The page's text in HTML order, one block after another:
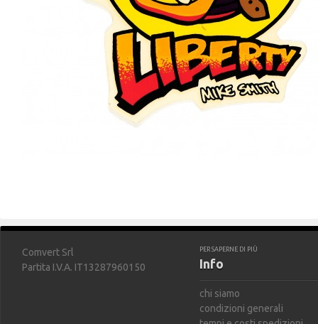
Comvert Srl
Partita I.V.A. IT13287960150
PER SAPERNE DI PIÙ
Info
chi siamo
condizioni generali